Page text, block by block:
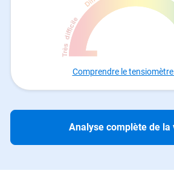
Comprendre le
Analyse complète de la